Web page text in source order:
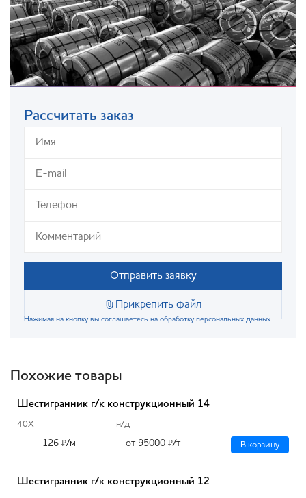
Рассчитать заказ
Отправить заявку
Прикрепить файл
Нажимая на кнопку вы соглашаетесь на обработку персональных данных
Похожие товары
Шестигранник г/к конструкционный 14
40Х н/д
126 ₽/м от 95000 ₽/т В корзину
Шестигранник г/к конструкционный 12